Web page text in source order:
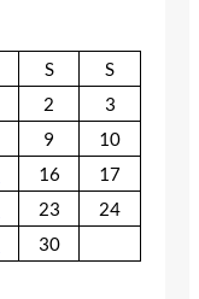
S
S
2
3
9
10
16
17
23
24
30